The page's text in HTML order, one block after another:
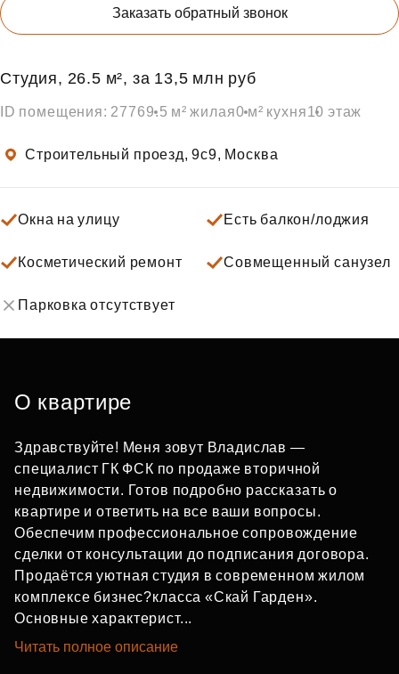
Заказать обратный звонок
Студия, 26.5 м², за 13,5 млн руб
ID помещения: 27769.5 м² жилая0 м² кухня10 этаж
Строительный проезд, 9с9, Москва
Окна на улицу Есть балкон/лоджия
Косметический ремонт Совмещенный санузел
Парковка отсутствует
О квартире
Здравствуйте! Меня зовут Владислав —
специалист ГК ФСК по продаже вторичной
недвижимости. Готов подробно рассказать о
квартире и ответить на все ваши вопросы.
Обеспечим профессиональное сопровождение
сделки от консультации до подписания договора.
Продаётся уютная студия в современном жилом
комплексе бизнес?класса «Скай Гарден».
Основные характерист...
Читать полное описание